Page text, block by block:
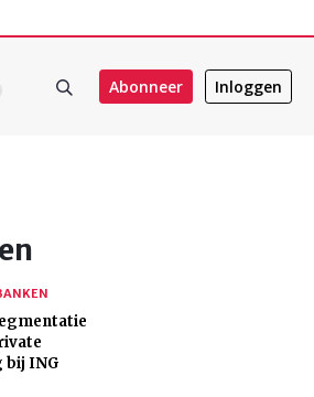
Abonneer Inloggen
bij ING